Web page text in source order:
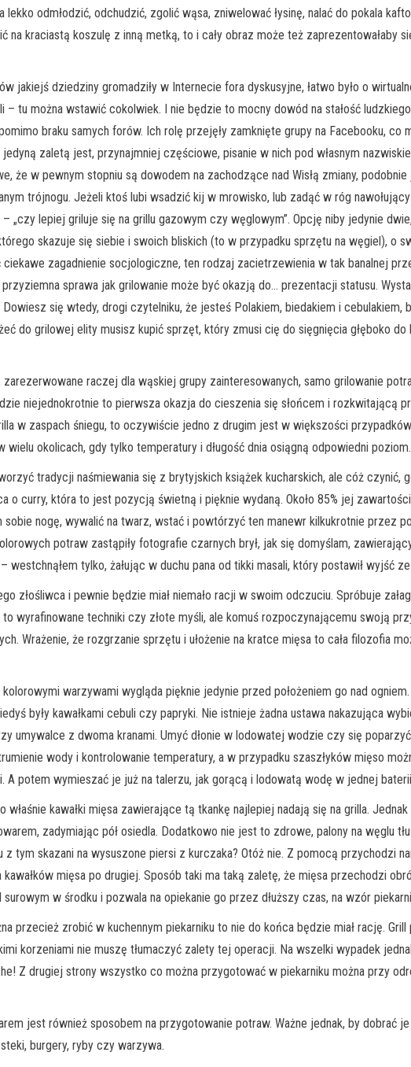
odmłodzić, odchudzić, zgolić wąsa, zniwelować łysinę, nalać do pokala
na kraciastą koszulę z inną metką, to i cały obraz może też zaprezentowałaby
dziedziny gromadziły w Internecie fora dyskusyjne, łatwo było o
tu można wstawić cokolwiek. I nie będzie to mocny dowód na stałość
braku samych forów. Ich rolę przejęły zamknięte grupy na Facebooku, co
zaletą jest, przynajmniej częściowe, pisanie w nich pod własnym
że w pewnym stopniu są dowodem na zachodzące nad Wisłą zmiany,
trójnogu. Jeżeli ktoś lubi wsadzić kij w mrowisko, lub zadąć w róg
„czy lepiej griluje się na grillu gazowym czy węglowym”. Opcję niby jedynie
skazuje się siebie i swoich bliskich (to w przypadku sprzętu na węgiel), o
zagadnienie socjologiczne, ten rodzaj zacietrzewienia w tak banalnej
sprawa jak grilowanie może być okazją do… prezentacji statusu.
się wtedy, drogi czytelniku, że jesteś Polakiem, biedakiem i cebulakiem,
do grilowej elity musisz kupić sprzęt, który zmusi cię do sięgnięcia głęboko
raczej dla wąskiej grupy zainteresowanych, samo grilowanie
niejednokrotnie to pierwsza okazja do cieszenia się słońcem i rozkwitającą
w zaspach śniegu, to oczywiście jedno z drugim jest w większości
okolicach, gdy tylko temperatury i długość dnia osiągną odpowiedni poziom.
tradycji naśmiewania się z brytyjskich książek kucharskich, ale cóż czynić,
o curry, która to jest pozycją świetną i pięknie wydaną. Około 85% jej
nogę, wywalić na twarz, wstać i powtórzyć ten manewr kilkukrotnie przez
potraw zastąpiły fotografie czarnych brył, jak się domyślam,
westchnąłem tylko, żałując w duchu pana od tikki masali, który postawił wyjść
i pewnie będzie miał niemało racji w swoim odczuciu. Spróbuje
wyrafinowane techniki czy złote myśli, ale komuś rozpoczynającemu swoją
Wrażenie, że rozgrzanie sprzętu i ułożenie na kratce mięsa to cała filozofia
warzywami wygląda pięknie jedynie przed położeniem go nad
były kawałkami cebuli czy papryki. Nie istnieje żadna ustawa nakazująca
umywalce z dwoma kranami. Umyć dłonie w lodowatej wodzie czy się
wody i kontrolowanie temperatury, a w przypadku szaszłyków mięso
A potem wymieszać je już na talerzu, jak gorącą i lodowatą wodę w jednej
kawałki mięsa zawierające tą tkankę najlepiej nadają się na grilla.
zadymiając pół osiedla. Dodatkowo nie jest to zdrowe, palony na węglu
tym skazani na wysuszone piersi z kurczaka? Otóż nie. Z pomocą przychodzi
mięsa po drugiej. Sposób taki ma taką zaletę, że mięsa przechodzi
w środku i pozwala na opiekanie go przez dłuższy czas, na wzór
przecież zrobić w kuchennym piekarniku to nie do końca będzie miał rację. Grill
korzeniami nie muszę tłumaczyć zalety tej operacji. Na wszelki wypadek
Z drugiej strony wszystko co można przygotować w piekarniku można przy
jest również sposobem na przygotowanie potraw. Ważne jednak, by dobrać
burgery, ryby czy warzywa.